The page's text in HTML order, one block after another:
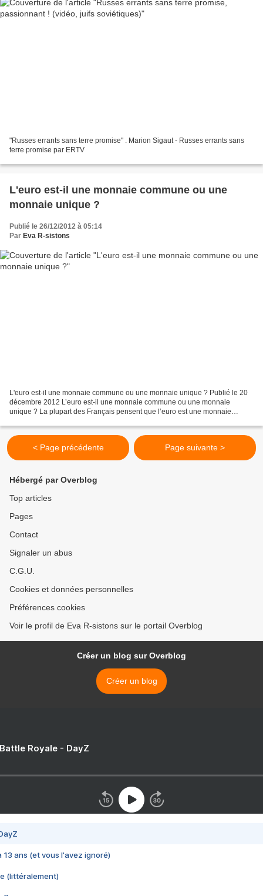
"Russes errants sans terre promise" . Marion Sigaut - Russes errants sans
terre promise par ERTV
L'euro est-il une monnaie commune ou une
monnaie unique ?
Publié le 26/12/2012 à 05:14
Par Eva R-sistons
L'euro est-il une monnaie commune ou une monnaie unique ? Publié le 20
décembre 2012 L’euro est-il une monnaie commune ou une monnaie
unique ? La plupart des Français pensent que l’euro est une monnaie
< Page précédente Page suivante >
Hébergé par Overblog
Top articles
Pages
Contact
Signaler un abus
C.G.U.
Cookies et données personnelles
Préférences cookies
Voir le profil de Eva R-sistons sur le portail Overblog
Créer un blog sur Overblog
Créer un blog
Royale - DayZ
13 ans (et vous l'avez ignoré)
(littéralement)